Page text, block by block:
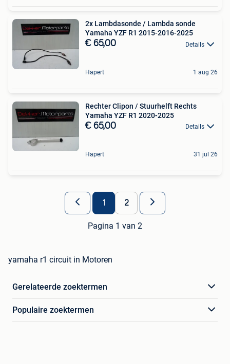
2x Lambdasonde / Lambda sonde
Yamaha YZF R1 2015-2016-2025
€ 65,00 Details
Hapert 1 aug 26
Rechter Clipon / Stuurhelft Rechts
Yamaha YZF R1 2020-2025
€ 65,00 Details
Hapert 31 jul 26
1 2
Pagina 1 van 2
yamaha r1 circuit in Motoren
Gerelateerde zoektermen
Populaire zoektermen